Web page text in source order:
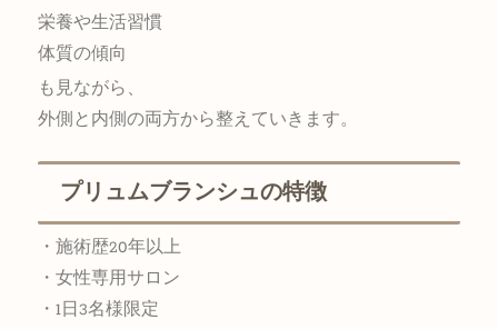
栄養や生活習慣
体質の傾向
も見ながら、
外側と内側の両方から整えていきます。
プリュムブランシュの特徴
・施術歴20年以上
・女性専用サロン
・1日3名様限定